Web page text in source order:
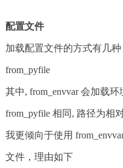
配置文件
加载配置文件的方式有几种
from_pyfile
其中, from_envvar 会加载
from_pyfile 相同, 路径为相
我更倾向于使用
文件，理由如下